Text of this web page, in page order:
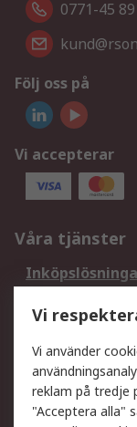
0771-45
Följ oss på
Vi accepterar
Våra tjänster
DesignSpark
Ditt lokala
Support
Vi
Vi använder
reklam på tredje
"Acceptera alla"